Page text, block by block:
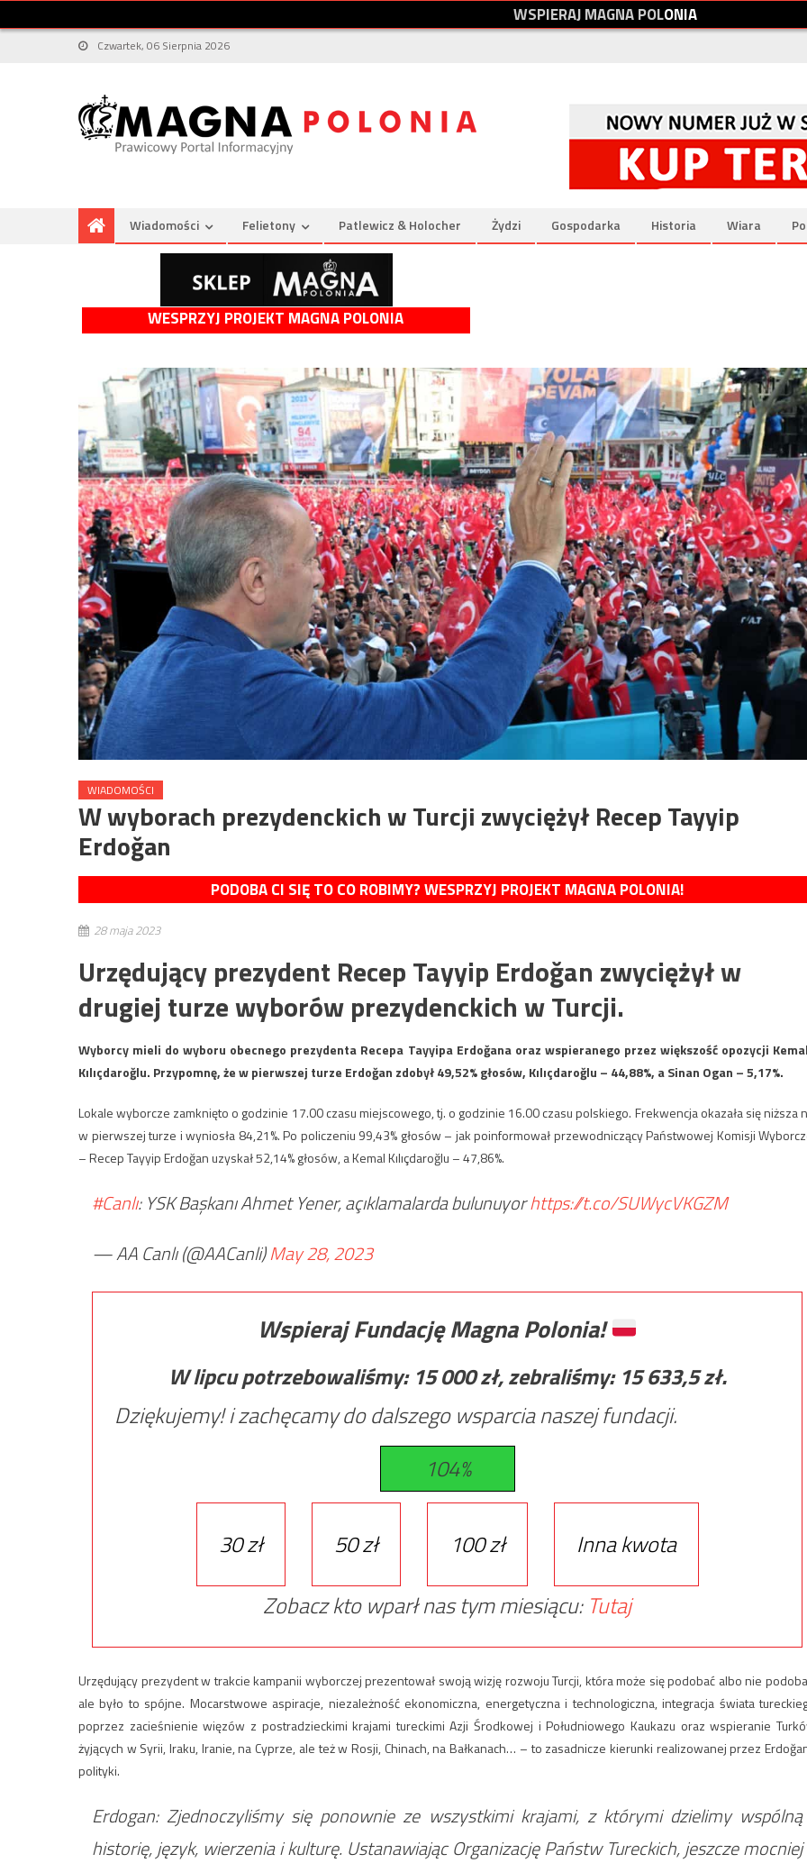
WSPIERAJMAGNAPOLONIA
Czwartek, 06 Sierpnia 2026
Wiadomości Felietony Patlewicz & Holocher Żydzi Gospodarka Historia Wiara
WESPRZYJ PROJEKT MAGNA POLONIA
WIADOMOŚCI
W wyborach prezydenckich w Turcji zwyciężył Recep Tayyip
Erdoğan
PODOBA CI SIĘ TO CO ROBIMY? WESPRZYJ PROJEKT MAGNA POLONIA!
28 maja 2023
Urzędujący prezydent Recep Tayyip Erdoğan zwyciężył w
drugiej turze wyborów prezydenckich w Turcji.
Wyborcy mieli do wyboru obecnego prezydenta Recepa Tayyipa Erdoğana oraz wspieranego przez większość opozycji
Kılıçdaroğlu. Przypomnę, że w pierwszej turze Erdoğan zdobył 49,52% głosów, Kılıçdaroğlu – 44,88%, a Sinan Ogan – 5,17%.
Lokale wyborcze zamknięto o godzinie 17.00 czasu miejscowego, tj. o godzinie 16.00 czasu polskiego. Frekwencja okazała się niższa
w pierwszej turze i wyniosła 84,21%. Po policzeniu 99,43% głosów – jak poinformował przewodniczący Państwowej Komisji
– Recep Tayyip Erdoğan uzyskał 52,14% głosów, a Kemal Kılıçdaroğlu – 47,86%.
#Canlı: YSK Başkanı Ahmet Yener, açıklamalarda bulunuyorhttps://t.co/SUWycVKGZM
— AA Canlı (@AACanli)May 28, 2023
Wspieraj Fundację Magna Polonia!
W lipcu potrzebowaliśmy: 15 000zł, zebraliśmy: 15 633,5zł.
Dziękujemy! i zachęcamy do dalszego wsparcia naszej fundacji.
104%
30 zł 50 zł 100 zł
Inna kwota
Zobacz kto wparł nas tym miesiącu: Tutaj
Urzędujący prezydent w trakcie kampanii wyborczej prezentował swoją wizję rozwoju Turcji, która może się podobać albo nie
ale było to spójne. Mocarstwowe aspiracje, niezależność ekonomiczna, energetyczna i technologiczna, integracja świata
poprzez zacieśnienie więzów z postradzieckimi krajami tureckimi Azji Środkowej i Południowego Kaukazu oraz wspieranie
żyjących w Syrii, Iraku, Iranie, na Cyprze, ale też w Rosji, Chinach, na Bałkanach… – to zasadnicze kierunki realizowanej przez
polityki.
Erdogan: Zjednoczyliśmy się ponownie ze wszystkimi krajami, z którymi dzielimy wspólną
historię, język, wierzenia i kulturę. Ustanawiając Organizację Państw Tureckich, jeszcze mocniej